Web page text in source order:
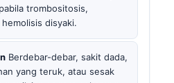
trombositosis,
disyaki.
Berdebar-debar, sakit dada,
yang teruk, atau sesak